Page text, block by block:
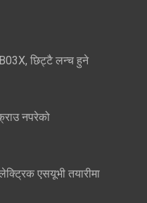
छिट्टै लन्च हुने
नपरेको
एसयूभी तयारीमा